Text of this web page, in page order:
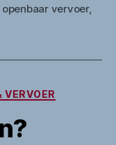
openbaar vervoer,
VERVOER